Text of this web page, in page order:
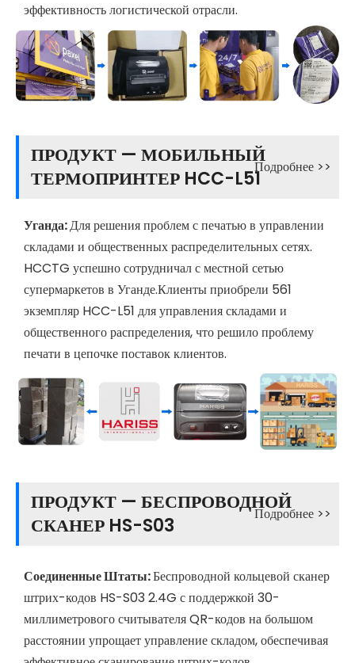
эффективность логистической отрасли.
ПРОДУКТ — МОБИЛЬНЫЙ
ТЕРМОПРИНТЕР HCC-L51Подробнее >>
Уганда:Для решения проблем с печатью в управлении
складами и общественных распределительных сетях.
HCCTG успешно сотрудничал с местной сетью
супермаркетов в Уганде.Клиенты приобрели 561
экземпляр HCC-L51 для управления складами и
общественного распределения, что решило проблему
печати в цепочке поставок клиентов.
ПРОДУКТ — БЕСПРОВОДНОЙ
СКАНЕР HS-S03
Подробнее >>
Соединенные Штаты:Беспроводной кольцевой сканер
штрих-кодов HS-S03 2.4G с поддержкой 30-
миллиметрового считывателя QR-кодов на большом
расстоянии упрощает управление складом, обеспечивая